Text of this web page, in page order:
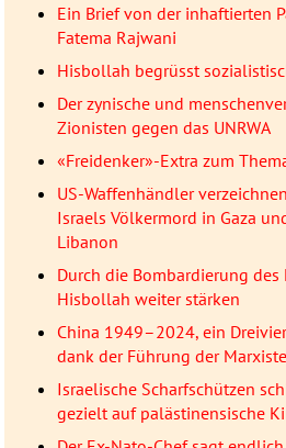
Ein Brief von der inhaftierten
Fatema Rajwani
Hisbollah begrüsst
Der zynische und
Zionisten gegen das UNRWA
«Freidenker»-Extra zum
US-Waffenhändler
Israels Völkermord in Gaza
Libanon
Durch die Bombardierung
Hisbollah weiter stärken
China 1949–2024, ein
dank der Führung der
Israelische Scharfschützen
gezielt auf palästinensische